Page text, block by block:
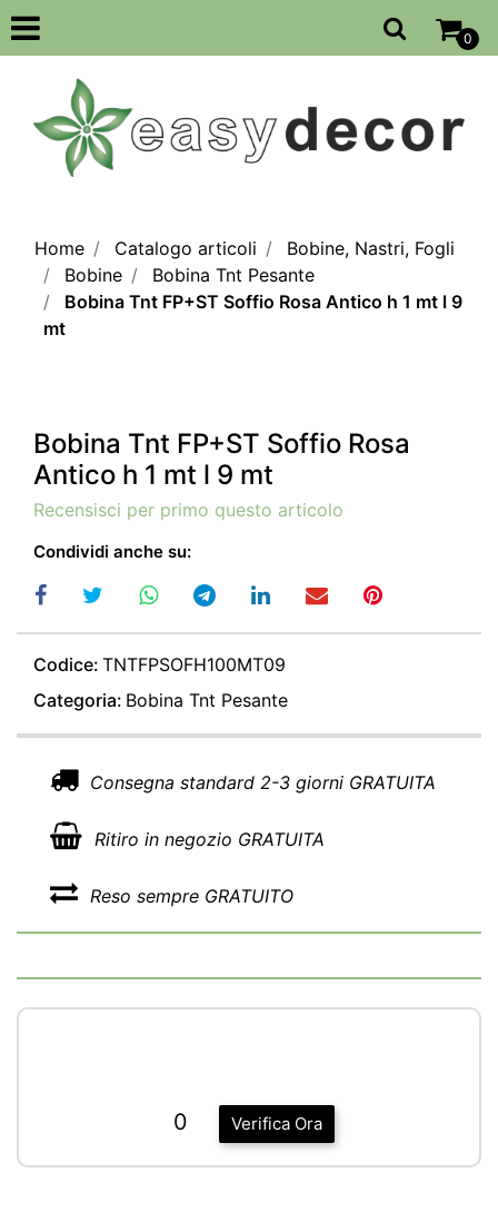
Open
0
Home Catalogo articoli
Bobine, Nastri, Fogli
Bobine
Bobina Tnt Pesante
Bobina Tnt FP+ST Soffio Rosa Antico h 1 mt l 9
mt
Bobina Tnt FP+ST Soffio Rosa
Antico h 1 mt l 9 mt
Recensisci per primo questo articolo
Condividi anche su:
Codice: TNTFPSOFH100MT09
Categoria: Bobina Tnt Pesante
Consegna standard 2-3 giorni GRATUITA
Ritiro in negozio GRATUITA
Reso sempre GRATUITO
Verifica Ora
0